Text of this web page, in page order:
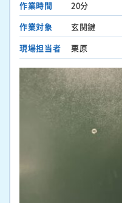
作業時間
20分
作業対象
玄関鍵
現場担当者
栗原